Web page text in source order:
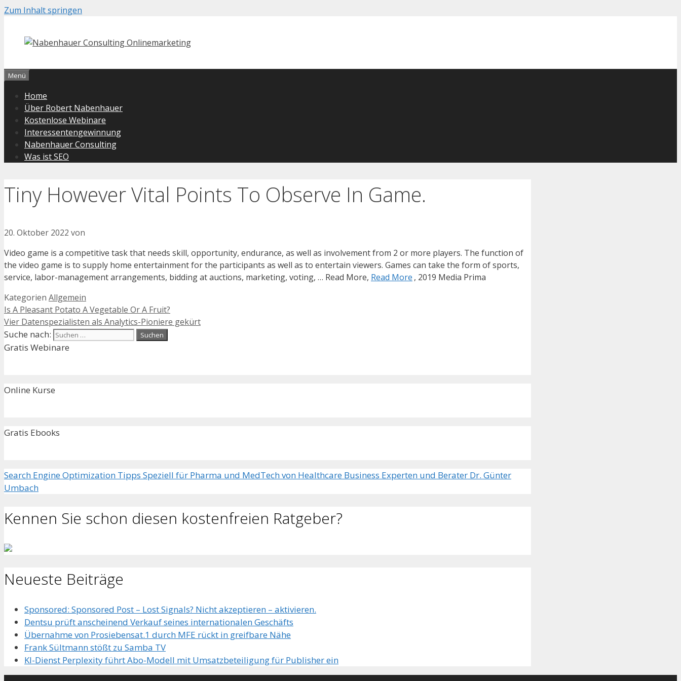
Zum Inhalt springen
Menü
Home
Über Robert Nabenhauer
Kostenlose Webinare
Interessentengewinnung
Nabenhauer Consulting
Was ist SEO
Tiny However Vital Points To Observe In Game.
20. Oktober 2022 von
Video game is a competitive task that needs skill, opportunity, endurance, as well as involvement from 2 or more players. The function of
the video game is to supply home entertainment for the participants as well as to entertain viewers. Games can take the form of sports,
service, labor-management arrangements, bidding at auctions, marketing, voting, … Read More, Read More , 2019 Media Prima
Kategorien Allgemein
Is A Pleasant Potato A Vegetable Or A Fruit?
Vier Datenspezialisten als Analytics-Pioniere gekürt
Suche nach:
Gratis Webinare
Online Kurse
Gratis Ebooks
Search Engine Optimization Tipps Speziell für Pharma und MedTech von Healthcare Business Experten und Berater Dr. Günter
Umbach
Kennen Sie schon diesen kostenfreien Ratgeber?
Neueste Beiträge
Sponsored: Sponsored Post – Lost Signals? Nicht akzeptieren – aktivieren.
Dentsu prüft anscheinend Verkauf seines internationalen Geschäfts
Übernahme von Prosiebensat.1 durch MFE rückt in greifbare Nähe
Frank Sültmann stößt zu Samba TV
KI-Dienst Perplexity führt Abo-Modell mit Umsatzbeteiligung für Publisher ein